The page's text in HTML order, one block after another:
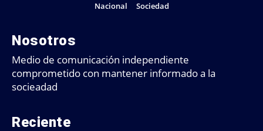
Nacional
Sociedad
Nosotros
Medio de comunicación independiente
comprometido con mantener informado a la
socieadad
Reciente